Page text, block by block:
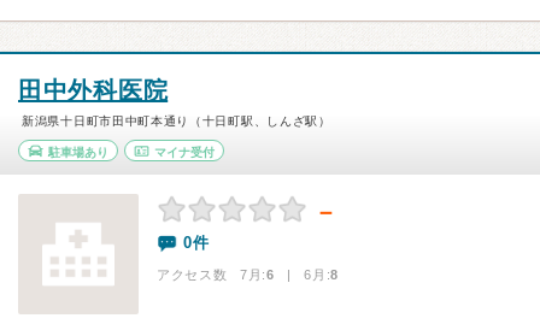
田中外科医院
新潟県十日町市田中町本通り（十日町駅、しんざ駅）
駐車場あり マイナ受付
－
0件
アクセス数 7月:6 | 6月:8